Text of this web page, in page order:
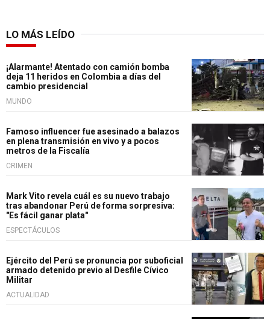
LO MÁS LEÍDO
¡Alarmante! Atentado con camión bomba
deja 11 heridos en Colombia a días del
cambio presidencial
MUNDO
Famoso influencer fue asesinado a balazos
en plena transmisión en vivo y a pocos
metros de la Fiscalía
CRIMEN
Mark Vito revela cuál es su nuevo trabajo
tras abandonar Perú de forma sorpresiva:
"Es fácil ganar plata"
ESPECTÁCULOS
Ejército del Perú se pronuncia por suboficial
armado detenido previo al Desfile Cívico
Militar
ACTUALIDAD